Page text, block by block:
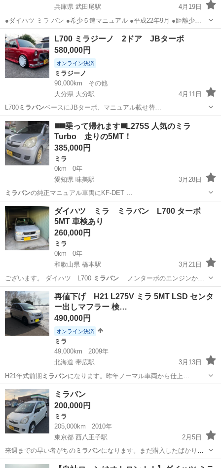
兵庫県 武田尾駅
4月19日
●ダイハツ ミラ バン ●希少５速マニュアル ●平成22年9月 ●距離少
73,500km ●車重わずか 710kg ●KF-VE型 DOHC ●傷ヘコミ色褪せ有り
●機関良好 ●ボンネット閉まりません ●右ドア全開できませ...
兵庫 ミラバン
L700 ミラジーノ 2ドア JBターボ
580,000円
オンライン決済
ミラジーノ
90,000km
その他
大分県 大分駅
4月11日
L700ミラバンベースにJBターボ、マニュアル載せ替…
大分 別府市 大分駅 ミラジーノ
◼️◼️乗って帰れます◼️L275S 人気のミラ
Turbo 走りの5MT！
385,000円
ミラ
0km
0年
愛知県 味美駅
3月28日
ミラバンの純正マニュアル車両にKF-DET …
愛知 北名古屋市
ダイハツ ミラ ミラバン L700 ターボ
5MT 車検あり
260,000円
ミラ
0km
0年
和歌山県 橋本駅
3月21日
ございます。 ダイハツ L700 ミラバンノンターボのエンジンから
ターボ…
和歌山 橋本市 橋本駅
再値下げ H21 L275V ミラ 5MT LSD センタ
ー出しマフラー 検…
490,000円
オンライン決済
ミラ
49,000km
2009年
北海道 帯広駅
3月13日
H21年式前期 ミラバンになります。昨年ノーマル車両から仕上…
北海道 帯広市
ミラバン
200,000円
ミラ
205,000km
2010年
東京都 西八王子駅
2月5日
来週までの早い者がちのミラバンになります。まだ購入したばかりで
すが…
東京 八王子市 西八王子駅 ミラ ミラバン